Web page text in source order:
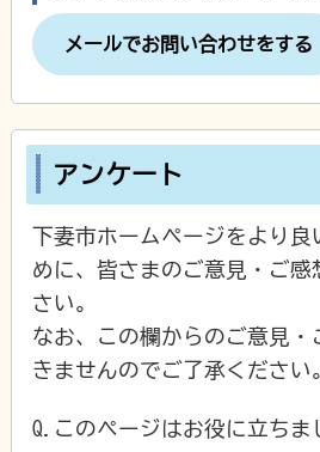
メールでお問い合わせをする
アンケート
下妻市ホームページをより良
めに、皆さまのご意見・ご感
さい。
なお、この欄からのご意見・
きませんのでご了承ください
Q.このページはお役に立ちま